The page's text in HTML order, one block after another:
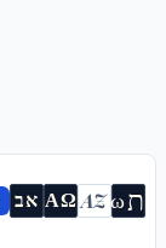
אב ΑΩ AZωת